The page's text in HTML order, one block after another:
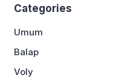
Categories
Umum
Balap
Voly